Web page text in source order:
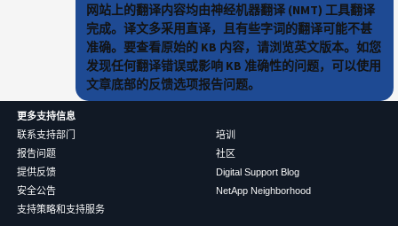
网站上的翻译内容均由神经机器翻译 (NMT) 工具翻译
完成。译文多采用直译，且有些字词的翻译可能不甚
准确。要查看原始的 KB 内容，请浏览英文版本。如您
发现任何翻译错误或影响 KB 准确性的问题，可以使用
文章底部的反馈选项报告问题。
更多支持信息
联系支持部门
报告问题
提供反馈
安全公告
支持策略和支持服务
培训
社区
Digital Support Blog
NetApp Neighborhood